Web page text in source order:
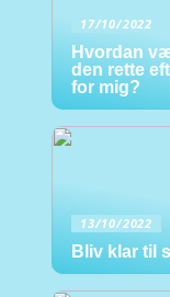
17/10/2022
Hvordan
den rette
for mig?
13/10/2022
Bliv klar til